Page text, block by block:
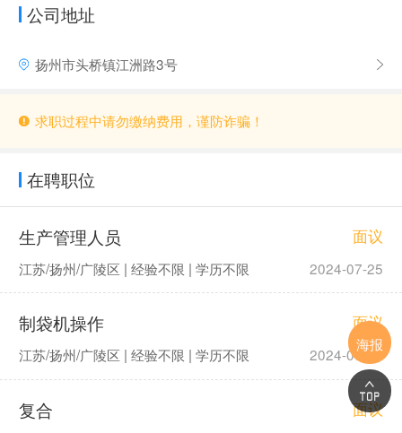
公司地址
扬州市头桥镇江洲路3号
求职过程中请勿缴纳费用，谨防诈骗！
在聘职位
生产管理人员 面议
江苏/扬州/广陵区 | 经验不限 | 学历不限 2024-07-25
制袋机操作 面议
江苏/扬州/广陵区 | 经验不限 | 学历不限 2024-07-25
复合 面议
海报